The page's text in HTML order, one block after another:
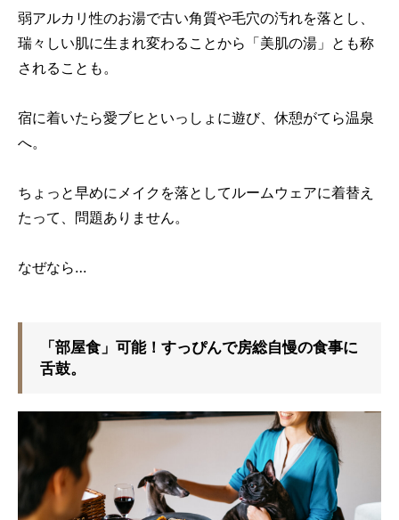
弱アルカリ性のお湯で古い角質や毛穴の汚れを落とし、
瑞々しい肌に生まれ変わることから「美肌の湯」とも称
されることも。
宿に着いたら愛ブヒといっしょに遊び、休憩がてら温泉
へ。
ちょっと早めにメイクを落としてルームウェアに着替え
たって、問題ありません。
なぜなら…
「部屋食」可能！すっぴんで房総自慢の食事に
舌鼓。